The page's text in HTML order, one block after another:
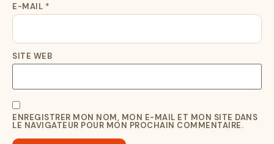
E-MAIL *
SITE WEB
ENREGISTRER MON NOM, MON E-MAIL ET MON SITE DANS
LE NAVIGATEUR POUR MON PROCHAIN COMMENTAIRE.